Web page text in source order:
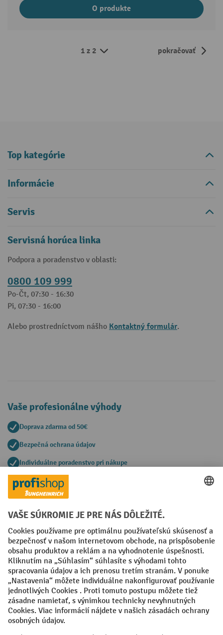
O produkte
1 z 2 pokračovať
Top kategórie
Informácie
Servis
Servisná horúca linka
Podpora a poradenstvo v oblasti:
0800 109 999
Po-Čt, 07:30 - 16:30
Pi, 07:30 - 16:00
Alebo prostredníctvom nášho Kontaktný formulár.
Vaše profesionálne výhody
Doprava zdarma od 50€
Bezpečná ochrana údajov
Individuálne poradenstvo pri nákupe
Spôsoby platby
Faktúra Predplatba
Sociálne siete
Facebook
YouTube
LinkedIn